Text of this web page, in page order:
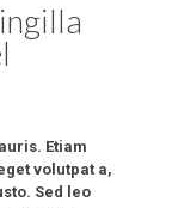
Etiam
volutpat a,
Sed leo